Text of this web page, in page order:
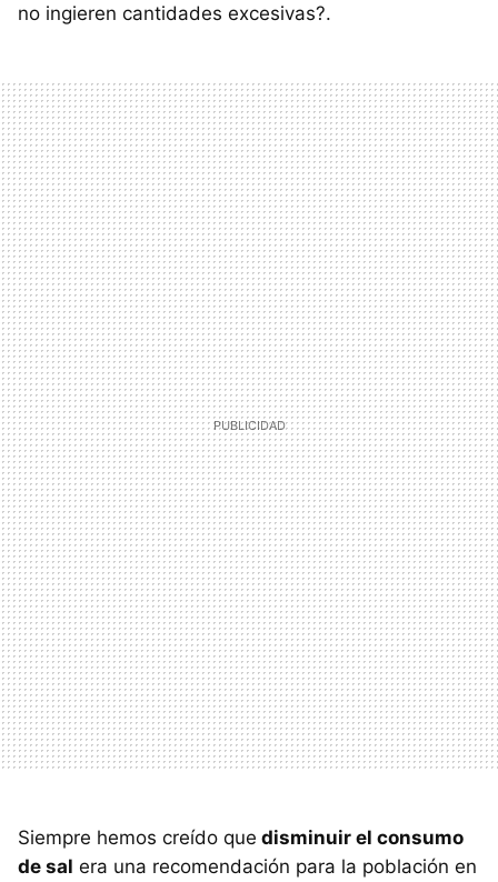
no ingieren cantidades excesivas?.
Siempre hemos creído que disminuir el consumo
de sal era una recomendación para la población en